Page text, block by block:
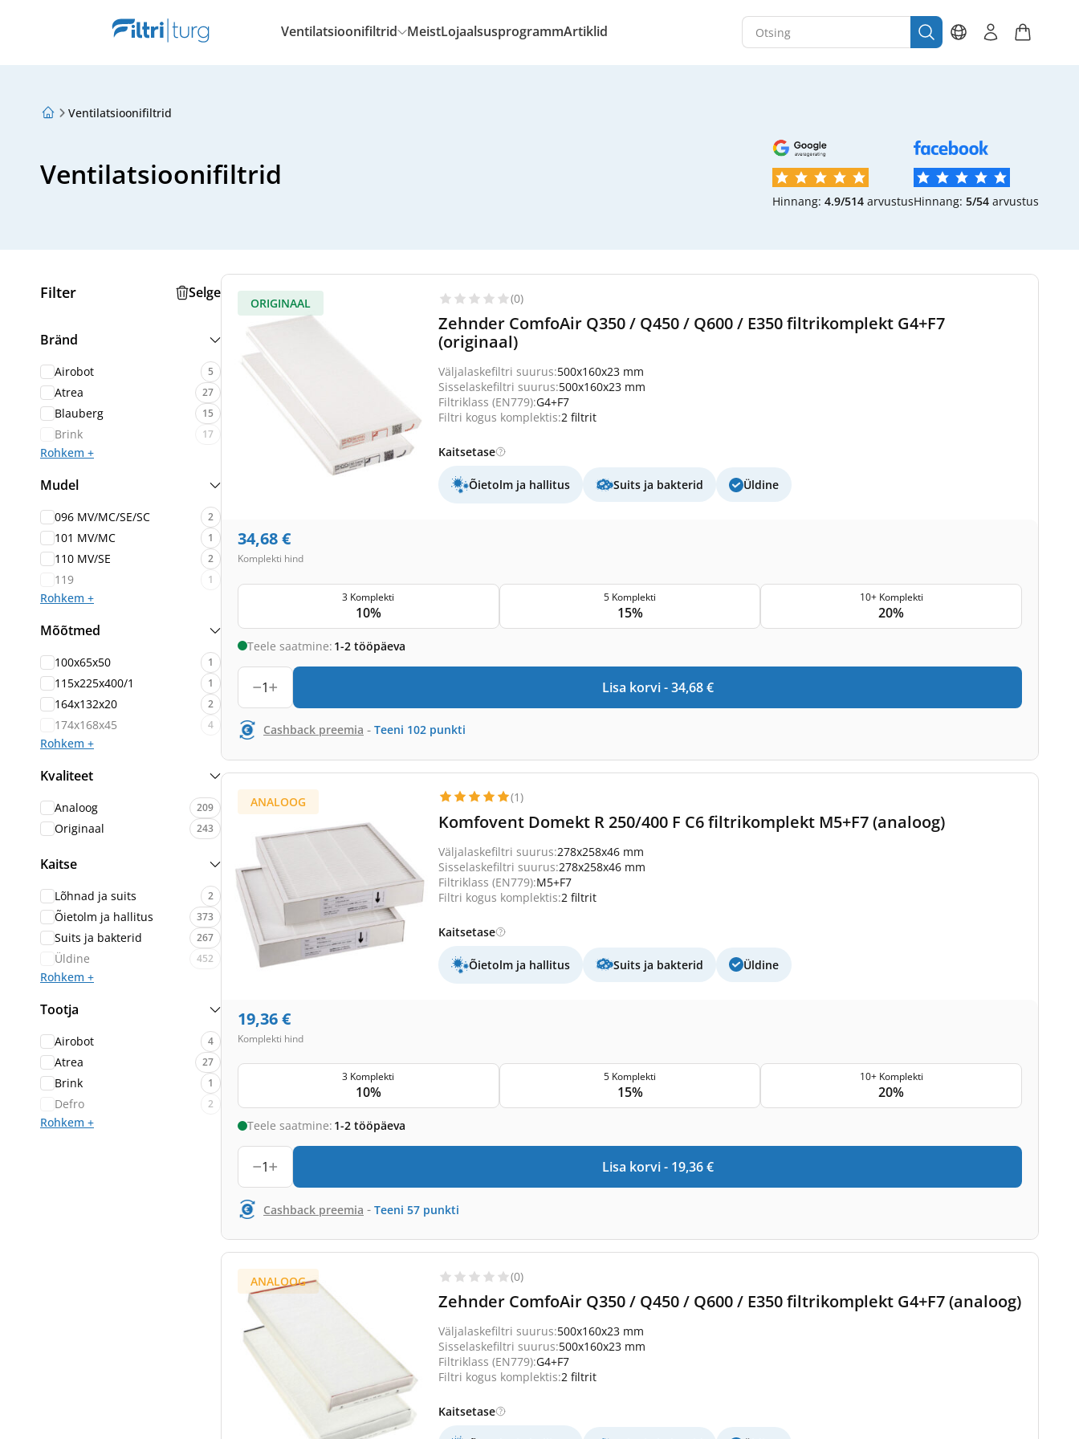
Ventilatsioonifiltrid MeistLojaalsusprogrammArtiklid
Ventilatsioonifiltrid
Ventilatsioonifiltrid
Hinnang: 4.9/514 arvustusHinnang: 5/54 arvustus
Filter Selge
Bränd
Airobot 5
Atrea 27
Blauberg 15
Brink 17
Rohkem +
Mudel
096 MV/MC/SE/SC 2
101 MV/MC 1
110 MV/SE 2
119 1
Rohkem +
Mõõtmed
100x65x50 1
115x225x400/1 1
164x132x20 2
174x168x45 4
Rohkem +
Kvaliteet
Analoog 209
Originaal 243
Kaitse
Lõhnad ja suits 2
Õietolm ja hallitus 373
Suits ja bakterid 267
Üldine 452
Rohkem +
Tootja
Airobot 4
Atrea 27
Brink 1
Defro 2
Rohkem +
ORIGINAAL (0)
Zehnder ComfoAir Q350 / Q450 / Q600 / E350 filtrikomplekt G4+F7
(originaal)
Väljalaskefiltri suurus:500x160x23 mm
Sisselaskefiltri suurus:500x160x23 mm
Filtriklass (EN779):G4+F7
Filtri kogus komplektis:2 filtrit
Kaitsetase
Õietolm ja hallitus Suits ja bakterid Üldine
34,68€
Komplekti hind
3 Komplekti
10%
5 Komplekti
15%
10+ Komplekti
20%
Teele saatmine: 1-2 tööpäeva
1 Lisa korvi -34,68 €
Cashback preemia - Teeni 102 punkti
ANALOOG (1)
Komfovent Domekt R 250/400 F C6 filtrikomplekt M5+F7 (analoog)
Väljalaskefiltri suurus:278x258x46 mm
Sisselaskefiltri suurus:278x258x46 mm
Filtriklass (EN779):M5+F7
Filtri kogus komplektis:2 filtrit
Kaitsetase
Õietolm ja hallitus Suits ja bakterid Üldine
19,36€
Komplekti hind
3 Komplekti
10%
5 Komplekti
15%
10+ Komplekti
20%
Teele saatmine: 1-2 tööpäeva
1 Lisa korvi - 19,36 €
Cashback preemia - Teeni 57 punkti
ANALOOG (0)
Zehnder ComfoAir Q350 / Q450 / Q600 / E350 filtrikomplekt G4+F7 (analoog)
Väljalaskefiltri suurus:500x160x23 mm
Sisselaskefiltri suurus:500x160x23 mm
Filtriklass (EN779):G4+F7
Filtri kogus komplektis:2 filtrit
Kaitsetase